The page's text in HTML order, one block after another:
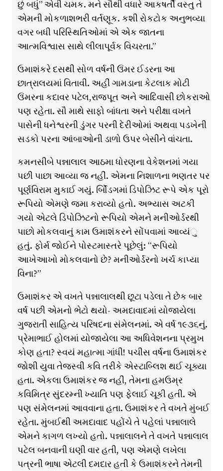
છું બધું” એવી ચમક. મને સૌથી વધારે આકષર્તી વસ્તુ તે
એમની મોકળાશભરી વર્તણૂક. કશી રોકટોક અનુભવ્યા
વગર બધી પરિસ્થિતિઓમાં એ એક જાતના
આત્મવિશ્વાસ સાથે લીલાપૂર્વક વિચરતા.”
ઉમાશંકરે દસથી સોળ વર્ષની ઉંમર ઈડરના આ
છાત્રાલયમાં વિતાવી. અહીં ગામડાના કેટલાક મોટી
ઉંમરના કદાવર પટેલ,રાજપૂત અને આદિવાસી છોકરાઓ
પણ રહેતા. સૌ માથે સાફો બાંધતા અને પરીક્ષા વખતે
પાસેની ધનેશ્વરની ડુંગર પરની દેરીઓમાં અથવા પડખેની
સડકો પરના આંબાઓની ડાળો ઉપર બેસીને વાંચતા.
કમનસીબે પન્નાલાલ આઠમા ધોરણના વેકેશનમાં ગયા
પછી પાછા આવ્યા જ નહીં. એમના નિશાળના ભણતર પર
પૂર્ણવિરામ મુકાઈ ગયું. ર્બોિંડગમાં ડિપોઝિટ રૂપે એક પૂરો
રૂપિયો એમણે જમા કરાવ્યો હતો. અભ્યાસ અટકી
ગયો એટલે ડિપોઝિટનો રૂપિયો એમને મનીઓર્ડરથી
પાછો મોકલવાનું કામ ઉમાશંકરને સોંપવામાં આવ્યંુ
હતું. ફોર્મ જોઈને પોસ્ટમાસ્તરે પૂછેલું: “રૂપિયો
આખેઆખો મોકલવાનો છે? મનીઓર્ડરનો ખર્ચ કાપ્યા
વિના?”
ઉમાશંકર એ વખતે પન્નાલાલથી છૂટા પડેલા તે છેક બાર
વર્ષ પછી એમનો ભેટો થયો- અમદાવાદમાં યોજાયેલા
ગુજરાતી સાહિત્ય પરિષદના સંમેલનમાં. એ વર્ષ ૧૯૩૬નું.
પ્રેમાભાઈ હોલમાં યોજાયેલા આ અધિવેશનના પ્રમુખ
કોણ હતા? સ્વયં મહાત્મા ગાંધી! પચીસ વર્ષના ઉમાશંકર
જોશી યુવા તેજસ્વી કવિ તરીકે એસ્ટાબ્લિશ થઈ ચૂક્યા
હતા. એકલા ઉમાશંકર જ નહીં, તેમના હમઉમ્ર
કવિમિત્ર સુંદરમ્ની ખ્યાતિ પણ ફેલાઈ ચૂકી હતી. એ
પણ સંમેલનમાં આવવાના હતા. ઉમાશંકર તે વખતે મુંબઈ
રહેતા. મુંબઈથી અમદાવાદ પહોંચે તે પહેલાં પન્નાલાલે
એમને કાગળ લખ્યો હતો. પન્નાલાલને તે વખતે પન્નાલાલ
પટેલ બનવાની ઘણી વાર હતી, પણ એમણે લખેલા
પત્રની ભાષા એટલી દમદાર હતી કે ઉમાશંકરને તેમની